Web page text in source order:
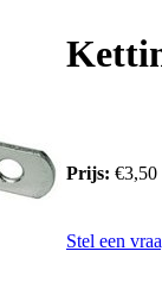
Prijs: €3,50
Stel een